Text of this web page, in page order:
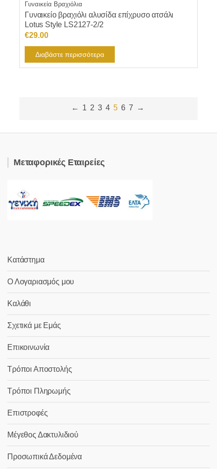
Γυναικεία Βραχιόλια
Γυναικείο βραχιόλι αλυσίδα επίχρυσο ατσάλι
Lotus Style LS2127-2/2
€29.00
Διαβάστε περισσότερα
← 1 2 3 4 5 6 7 →
Μεταφορικές Εταιρείες
Κατάστημα
Ο Λογαριασμός μου
Καλάθι
Σχετικά με Εμάς
Επικοινωνία
Τρόποι Αποστολής
Τρόποι Πληρωμής
Επιστροφές
Μέγεθος Δακτυλιδιού
Προσωπικά Δεδομένα